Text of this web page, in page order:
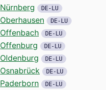
Nürnberg DE-LU
Oberhausen DE-LU
Offenbach DE-LU
Offenburg DE-LU
Oldenburg DE-LU
Osnabrück DE-LU
Paderborn DE-LU